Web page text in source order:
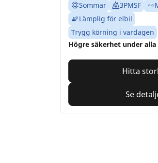
Sommar 3PMSF
Lämplig för elbil
Trygg körning i vardagen
Högre säkerhet under alla
Hitta
Se